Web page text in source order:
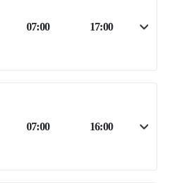
07:00 17:00
07:00 16:00